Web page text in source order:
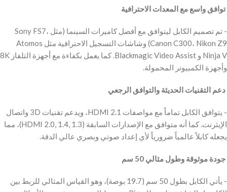
‫ توافق واسع مع المعدات الاحترافية
‫- تم تصميم الكابل ليتوافق مع أفضل كاميرات السينما (مثل Sony FS7،
Canon C300، Nikon Z9) وشاشات التسجيل الاحترافية مثل Atomos
Ninja V و Blackmagic Video Assist. كما يعمل بكفاءة مع أجهزة التلفاز 8K
وأجهزة الكمبيوتر المحمولة.
‫ دعم التقنيات الحديثة والتوافق الرجعي
‫- يتوافق الكابل تماماً مع مواصفات HDMI 2.1، ويدعم تقنيات 3D واتصال
الإيثرنت. كما أنه متوافق مع الإصدارات السابقة (HDMI 2.0, 1.4, 1.3)، مما
يجعله كابلاً عالمياً ضرورياً لأي إعداد صوتي وبصري عالي الدقة.
‫ جودة موثوقة وطول مثالي 50 سم
‫- يأتي الكابل بطول 50 سم (19.7 بوصة)، وهو القياس المثالي للربط بين